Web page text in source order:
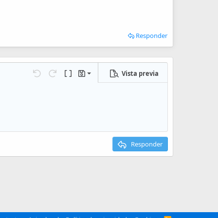
Responder
DeshacerRehacerCambiar a código BB
Borradores
Guardar borrador
Vista previa
Responder